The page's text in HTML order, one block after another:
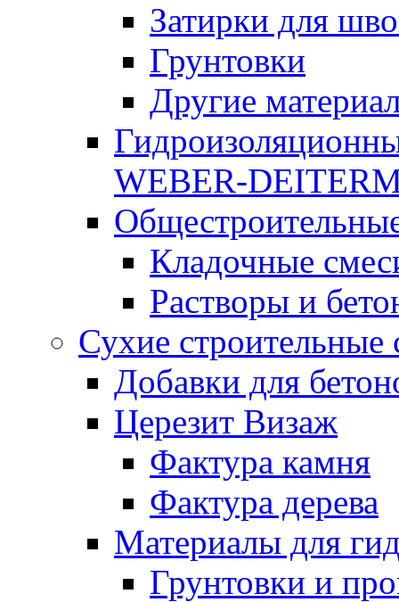
Затирки для
Грунтовки
Другие
WEBER-
Кладочные
Растворы и
Сухие строительные
Добавки для
Церезит Визаж
Фактура камня
Фактура дерева
Материалы для
Грунтовки и